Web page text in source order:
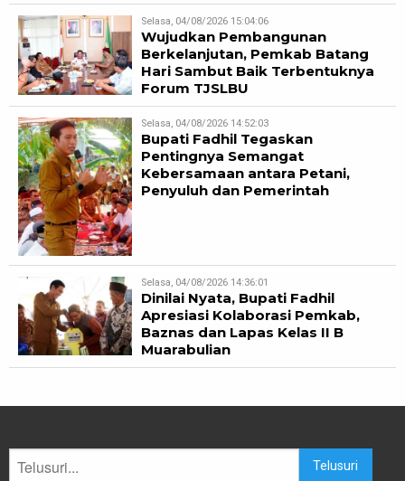
Selasa, 04/08/2026 15:04:06
Wujudkan Pembangunan
Berkelanjutan, Pemkab Batang
Hari Sambut Baik Terbentuknya
Forum TJSLBU
Selasa, 04/08/2026 14:52:03
Bupati Fadhil Tegaskan
Pentingnya Semangat
Kebersamaan antara Petani,
Penyuluh dan Pemerintah
Selasa, 04/08/2026 14:36:01
Dinilai Nyata, Bupati Fadhil
Apresiasi Kolaborasi Pemkab,
Baznas dan Lapas Kelas II B
Muarabulian
Telusuri